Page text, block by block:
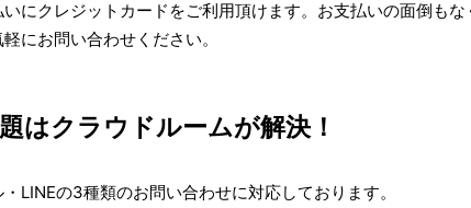
にクレジットカードをご利用頂けます。お支払いの面倒もな
にお問い合わせください。
はクラウドルームが解決！
LINEの3種類のお問い合わせに対応しております。